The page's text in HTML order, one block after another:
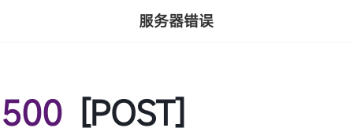
服务器错误
500 [POST]